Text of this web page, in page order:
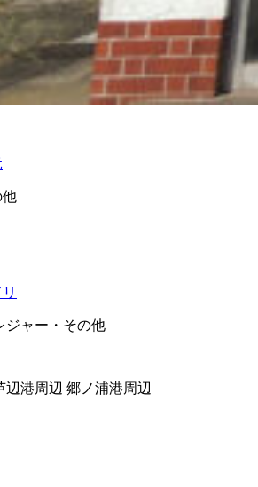
他
ジャー・その他
辺港周辺 郷ノ浦港周辺